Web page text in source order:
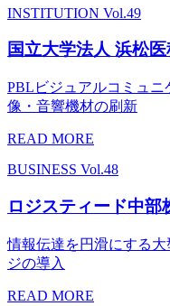
INSTITUTION Vol.49
国立大学法人 浜松
PBLビジュアルコミュ
像・音響機材の刷新
READ MORE
BUSINESS Vol.48
ロジスティード中
情報伝達を円滑にする
ジの導入
READ MORE